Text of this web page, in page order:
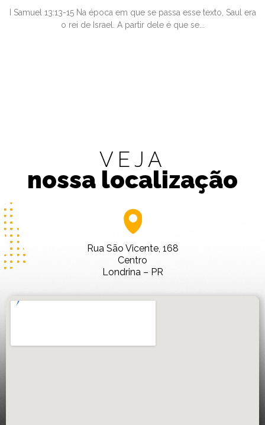
I Samuel 13:13-15 Na época em que se passa esse texto, Saul era
o rei de Israel. A partir dele é que se...
VEJA
nossa localização
Rua São Vicente, 168
Centro
Londrina – PR